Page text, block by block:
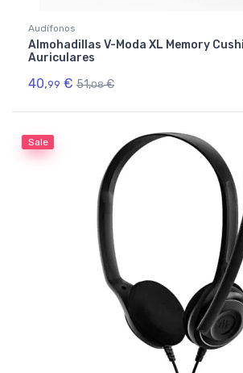
Audífonos
Almohadillas V-Moda XL Memory
Auriculares
40,99 € 51,08 €
Sale